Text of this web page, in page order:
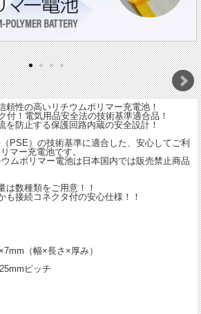
頼性の高いリチウムポリマー充電池！
付！電気用品安全法の技術基準適合品！
を防止する保護回路内蔵の安全設計！
PSE）の技術基準に適合した、安心してご利
マー充電池です。
ムポリマー電池は日本国内では販売禁止商品
は数種類をご用意！！
も接続コネクタ付の安心仕様！！
（幅×長さ×厚み）
ピッチ